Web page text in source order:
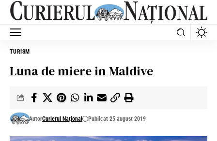
TURISM
Luna de miere in Maldive
AutorCurierul Național Publicat 25 august 2019